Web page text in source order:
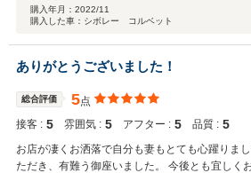
購入年月： 2022/11
購入した車：シボレー コルベット
ありがとうございました！
総合評価 5点
接客 : 5 雰囲気 : 5 アフター : 5 品質 : 5
お店が凄くお洒落で自分も妻もとても心躍りま
ただき、有難う御座いました。 今後とも宜しく